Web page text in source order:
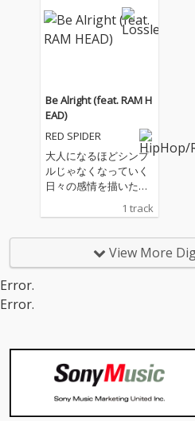
欲しいと思って... vibes
をあげるノリノリの曲
落ち着ける曲、 メディ
を流しきれる曲、など
心を綺麗に洗い流せる
全16曲の旅が詰まって
います。
NATURAL WEAPONを
迎え、カエルスタジオ
のメンバー全員で作り
直結型のダンスホー
ル・アンセム。イント
ロから始まる咆哮のよ
うなフックは、初めて
聴いた瞬間からライブ
会場の景色を彷彿とさ
せる。 前面に押し出さ
メとフィルを多用した
ンドは、まるで最終決
ックには、これから始
まる全国60カ所への覚
悟がにじむ。 “世の中
変える”カエルスタジオ
Be Alright (feat. RAM H
EAD)
RED SPIDER
大人になるほどシンプ
ルじゃなくなっていく
日々の感情を描いたミ
活や環境が変わってい
り続けていた想いを“今
のRAM HEADだからこ
ディと温かみのある声
が、その言葉により深
い説得力を与えてい
る。 時に立ち止まりな
がらも、前に進むこと
1 track
View More
Error.
Error.